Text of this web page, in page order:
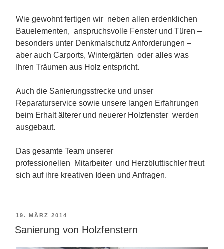
Wie gewohnt fertigen wir neben allen erdenklichen
Bauelementen, anspruchsvolle Fenster und Türen –
besonders unter Denkmalschutz Anforderungen –
aber auch Carports, Wintergärten oder alles was
Ihren Träumen aus Holz entspricht.
Auch die Sanierungsstrecke und unser
Reparaturservice sowie unsere langen Erfahrungen
beim Erhalt älterer und neuerer Holzfenster werden
ausgebaut.
Das gesamte Team unserer
professionellen Mitarbeiter und Herzbluttischler freut
sich auf ihre kreativen Ideen und Anfragen.
VERÖFFENTLICHT
AM
19. MÄRZ 2014
Sanierung von Holzfenstern